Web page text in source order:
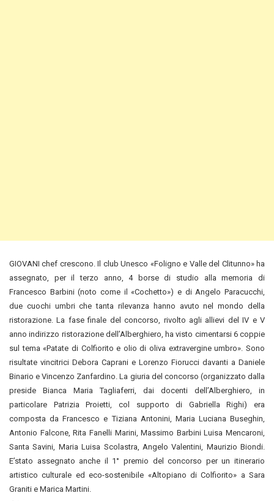
GIOVANI chef crescono. Il club Unesco «Foligno e Valle del Clitunno» ha
assegnato, per il terzo anno, 4 borse di studio alla memoria di
Francesco Barbini (noto come il «Cochetto») e di Angelo Paracucchi,
due cuochi umbri che tanta rilevanza hanno avuto nel mondo della
ristorazione. La fase finale del concorso, rivolto agli allievi del IV e V
anno indirizzo ristorazione dell’Alberghiero, ha visto cimentarsi 6 coppie
sul tema «Patate di Colfiorito e olio di oliva extravergine umbro». Sono
risultate vincitrici Debora Caprani e Lorenzo Fiorucci davanti a Daniele
Binario e Vincenzo Zanfardino. La giuria del concorso (organizzato dalla
preside Bianca Maria Tagliaferri, dai docenti dell’Alberghiero, in
particolare Patrizia Proietti, col supporto di Gabriella Righi) era
composta da Francesco e Tiziana Antonini, Maria Luciana Buseghin,
Antonio Falcone, Rita Fanelli Marini, Massimo Barbini Luisa Mencaroni,
Santa Savini, Maria Luisa Scolastra, Angelo Valentini, Maurizio Biondi.
E’stato assegnato anche il 1° premio del concorso per un itinerario
artistico culturale ed eco-sostenibile «Altopiano di Colfiorito» a Sara
Graniti e Marica Martini.